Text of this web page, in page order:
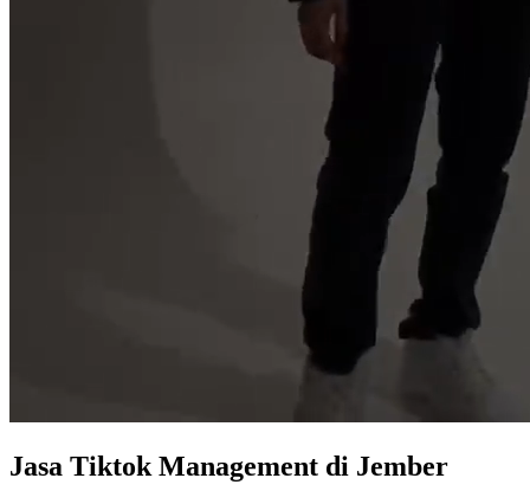
Jasa Tiktok Management di Jember